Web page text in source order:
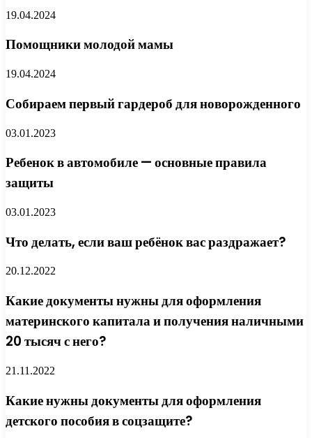
19.04.2024
Помощники молодой мамы
19.04.2024
Собираем первый гардероб для новорожденного
03.01.2023
Ребенок в автомобиле — основные правила
защиты
03.01.2023
Что делать, если ваш ребёнок вас раздражает?
20.12.2022
Какие документы нужны для оформления
материнского капитала и получения наличными
20 тысяч с него?
21.11.2022
Какие нужны документы для оформления
детского пособия в соцзащите?